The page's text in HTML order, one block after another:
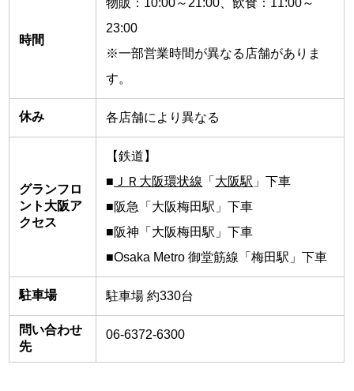
時間
物販：10:00～21:00、飲食：11:00～
23:00
※一部営業時間が異なる店舗がありま
す。
休み 各店舗により異なる
グランフロ
ント大阪ア
クセス
【鉄道】
■ ＪＲ大阪環状線 「 大阪駅 」下車
■阪急「大阪梅田駅」下車
■阪神「大阪梅田駅」下車
■Osaka Metro 御堂筋線「梅田駅」下車
駐車場 駐車場 約330台
問い合わせ
先
06-6372-6300